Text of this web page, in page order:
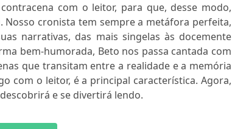
com o leitor, para que, desse modo,
cronista tem sempre a metáfora perfeita,
narrativas, das mais singelas às docemente
bem-humorada, Beto nos passa cantada com
que transitam entre a realidade e a memória
com o leitor, é a principal característica. Agora,
e se divertirá lendo.